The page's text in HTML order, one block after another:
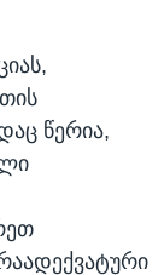
წერია,